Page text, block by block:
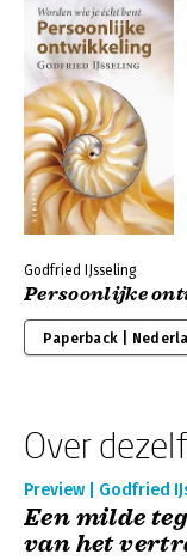
Godfried IJsseling
Persoonlijke
Paperback |
Over
Preview | Godfried
Een milde
van het